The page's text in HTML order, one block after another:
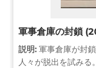
軍事倉庫の封鎖
説明: 軍事倉庫が封
人々が脱出を試みる。